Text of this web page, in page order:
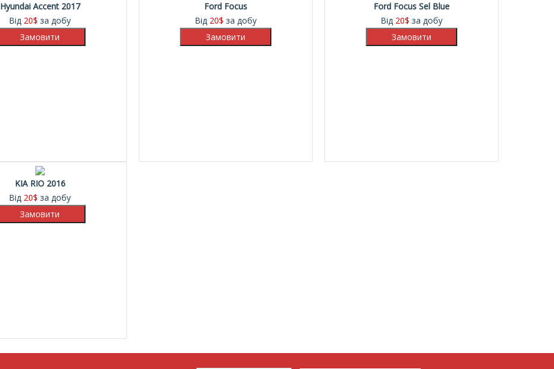
Hyundai Accent 2017
Від 20$ за добу
Ford Focus
Від 20$ за добу
Ford Focus Sel Blue
Від 20$ за добу
KIA RIO 2016
Від 20$ за добу